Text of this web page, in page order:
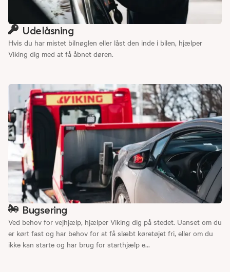
Udelåsning
Hvis du har mistet bilnøglen eller låst den inde i bilen, hjælper
Viking dig med at få åbnet døren.
Bugsering
Ved behov for vejhjælp, hjælper Viking dig på stedet. Uanset om du
er kørt fast og har behov for at få slæbt køretøjet fri, eller om du
ikke kan starte og har brug for starthjælp e...